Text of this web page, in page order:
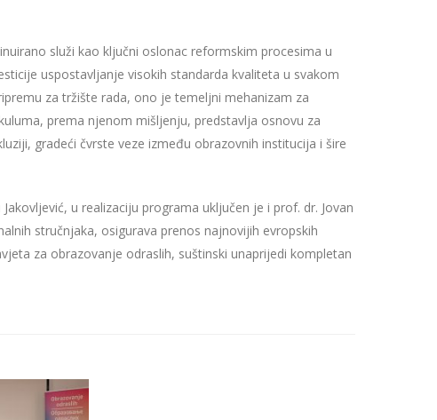
služi kao ključni oslonac reformskim procesima u
uspostavljanje visokih standarda kvaliteta u svakom
za tržište rada, ono je temeljni mehanizam za
prema njenom mišljenju, predstavlja osnovu za
gradeći čvrste veze između obrazovnih institucija i šire
u realizaciju programa uključen je i prof. dr. Jovan
stručnjaka, osigurava prenos najnovijih evropskih
za obrazovanje odraslih, suštinski unaprijedi kompletan